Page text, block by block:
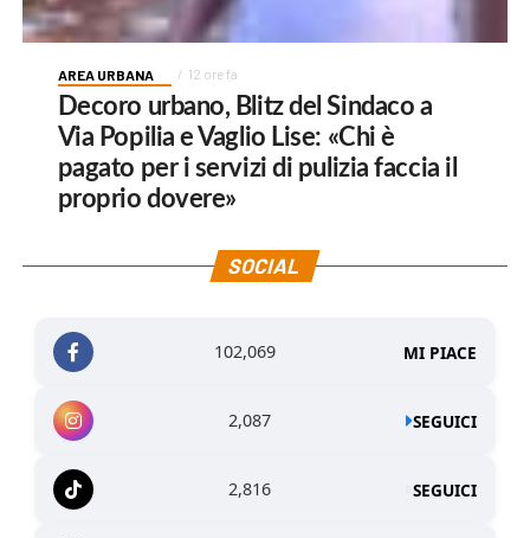
AREA URBANA 12 ore fa
Decoro urbano, Blitz del Sindaco a
Via Popilia e Vaglio Lise: «Chi è
pagato per i servizi di pulizia faccia il
proprio dovere»
SOCIAL
102,069 MI PIACE
2,087 SEGUICI
2,816 SEGUICI